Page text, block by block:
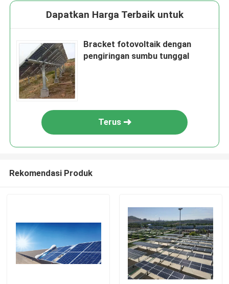
Dapatkan Harga Terbaik untuk
Bracket fotovoltaik dengan
pengiringan sumbu tunggal
Terus
Rekomendasi Produk